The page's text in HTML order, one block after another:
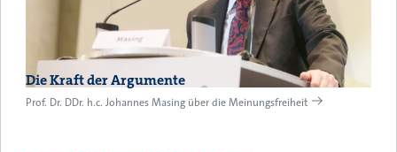
Die Kraft der Argumente
Prof. Dr. DDr. h.c. Johannes Masing über die Meinungsfreiheit